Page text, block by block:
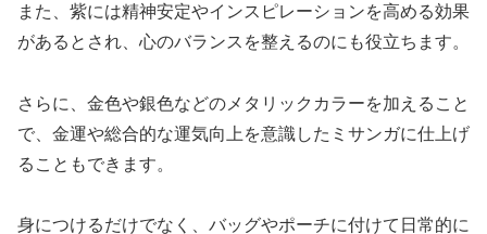
また、紫には精神安定やインスピレーションを高める効果
があるとされ、心のバランスを整えるのにも役立ちます。
さらに、金色や銀色などのメタリックカラーを加えること
で、金運や総合的な運気向上を意識したミサンガに仕上げ
ることもできます。
身につけるだけでなく、バッグやポーチに付けて日常的に